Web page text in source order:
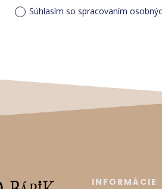
Súhlasím so spracovaním
INFORMÁCIE